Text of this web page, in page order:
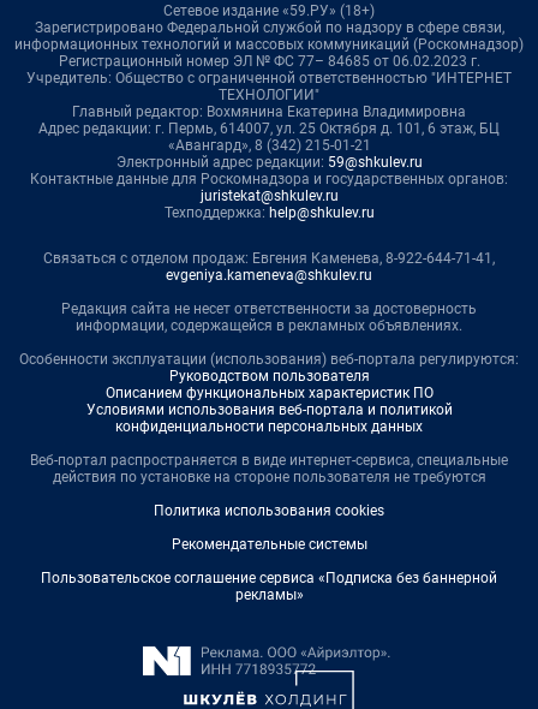
Сетевое издание «59.РУ» (18+)
Зарегистрировано Федеральной службой по надзору в сфере связи,
информационных технологий и массовых коммуникаций (Роскомнадзор)
Регистрационный номер ЭЛ № ФС 77– 84685 от 06.02.2023 г.
Учредитель: Общество с ограниченной ответственностью "ИНТЕРНЕТ
ТЕХНОЛОГИИ"
Главный редактор: Вохмянина Екатерина Владимировна
Адрес редакции: г. Пермь, 614007, ул. 25 Октября д. 101, 6 этаж, БЦ
«Авангард», 8 (342) 215-01-21
Электронный адрес редакции: 59@shkulev.ru
Контактные данные для Роскомнадзора и государственных органов:
juristekat@shkulev.ru
Техподдержка: help@shkulev.ru
Связаться с отделом продаж: Евгения Каменева, 8-922-644-71-41,
evgeniya.kameneva@shkulev.ru
Редакция сайта не несет ответственности за достоверность
информации, содержащейся в рекламных объявлениях.
Особенности эксплуатации (использования) веб-портала регулируются:
Руководством пользователя
Описанием функциональных характеристик ПО
Условиями использования веб-портала и политикой
конфиденциальности персональных данных
Веб-портал распространяется в виде интернет-сервиса, специальные
действия по установке на стороне пользователя не требуются
Политика использования cookies
Рекомендательные системы
Пользовательское соглашение сервиса «Подписка без баннерной
рекламы»